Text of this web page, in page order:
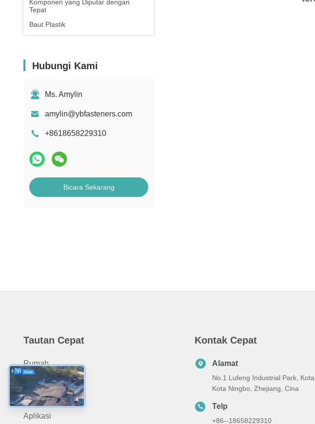
Komponen yang Diputar dengan
Tepat
Baut Plastik
Hubungi Kami
Ms. Amylin
amylin@ybfasteners.com
+8618658229310
Bicara Sekarang
Tautan Cepat
Rumah
Tentang Kami
Produk
Aplikasi
Kontak Cepat
Alamat
No.1 Lufeng Industrial Park,
Kota Ningbo, Zhejiang, Cina
Telp
+86--18658229310